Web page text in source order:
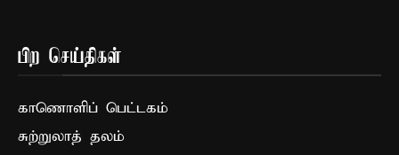
பிற செய்திகள்
காணொளிப் பெட்டகம்
சுற்றுலாத் தலம்